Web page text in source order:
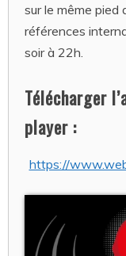
sur le même pied
références
soir à 22h.
Télécharger
player :
https://